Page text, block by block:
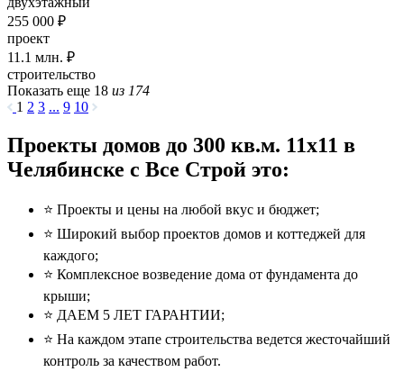
255 000 ₽
проект
11.1 млн. ₽
строительство
Показать еще 18 из 174
1 2 3 ... 9 10
Проекты домов до 300 кв.м. 11x11 в
Челябинске с Все Строй это:
⭐️ Проекты и цены на любой вкус и бюджет;
⭐️ Широкий выбор проектов домов и коттеджей для
каждого;
⭐️ Комплексное возведение дома от фундамента до
крыши;
⭐️ ДАЕМ 5 ЛЕТ ГАРАНТИИ;
⭐️ На каждом этапе строительства ведется жесточайший
контроль за качеством работ.